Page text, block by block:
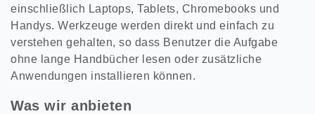
einschließlich Laptops, Tablets, Chromebooks und
Handys. Werkzeuge werden direkt und einfach zu
verstehen gehalten, so dass Benutzer die Aufgabe
ohne lange Handbücher lesen oder zusätzliche
Anwendungen installieren können.
Was wir anbieten